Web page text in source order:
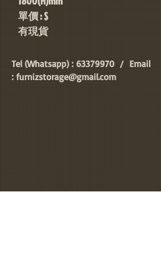
單價 : $
​有現貨
Tel (Whatsapp) :63379970/ Email
:furnizstorage@gmail.com